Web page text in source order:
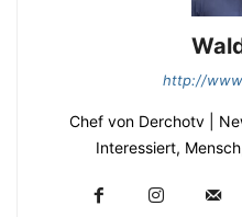
http://
Chef von Derchotv |
Interessiert,